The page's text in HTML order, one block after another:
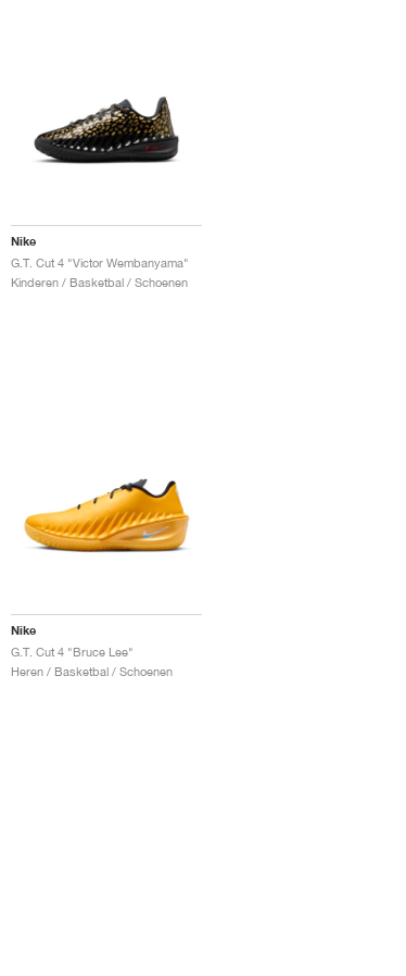
Nike
G.T. Cut 4 "Victor Wembanyama"
Kinderen / Basketbal / Schoenen
Nike
G.T. Cut 4 "Bruce Lee"
Heren / Basketbal / Schoenen